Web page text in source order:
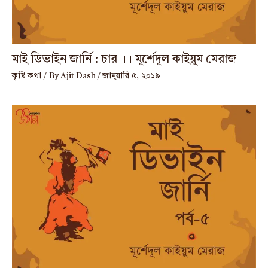
মাই ডিভাইন জার্নি : চার ।। মূর্শেদূল কাইয়ুম মেরাজ
কৃষ্টি কথা / ByAjit Dash /জানুয়ারি ৫, ২০১৯